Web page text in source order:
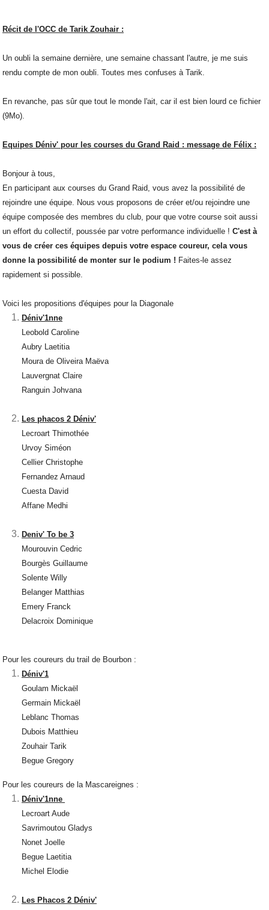
Récit de l'OCC de Tarik Zouhair :
Un oubli la semaine dernière, une semaine chassant l'autre, je me suis
rendu compte de mon oubli. Toutes mes confuses à Tarik.
En revanche, pas sûr que tout le monde l'ait, car il est bien lourd ce fichier
(9Mo).
Equipes Déniv' pour les courses du Grand Raid : message de Félix :
Bonjour à tous,
En participant aux courses du Grand Raid, vous avez la possibilité de
rejoindre une équipe. Nous vous proposons de créer et/ou rejoindre une
équipe composée des membres du club, pour que votre course soit aussi
un effort du collectif, poussée par votre performance individuelle ! C'est à
vous de créer ces équipes depuis votre espace coureur, cela vous
donne la possibilité de monter sur le podium ! Faites-le assez
rapidement si possible.
Voici les propositions d'équipes pour la Diagonale
Déniv'1nne
Leobold Caroline
Aubry Laetitia
Moura de Oliveira Maëva
Lauvergnat Claire
Ranguin Johvana
Les phacos 2 Déniv'
Lecroart Thimothée
Urvoy Siméon
Cellier Christophe
Fernandez Arnaud
Cuesta David
Affane Medhi
Deniv' To be 3
Mourouvin Cedric
Bourgès Guillaume
Solente Willy
Belanger Matthias
Emery Franck
Delacroix Dominique
Pour les coureurs du trail de Bourbon :
Déniv'1
Goulam Mickaël
Germain Mickaël
Leblanc Thomas
Dubois Matthieu
Zouhair Tarik
Begue Gregory
Pour les coureurs de la Mascareignes :
Déniv'1nne
Lecroart Aude
Savrimoutou Gladys
Nonet Joelle
Begue Laetitia
Michel Elodie
Les Phacos 2 Déniv'